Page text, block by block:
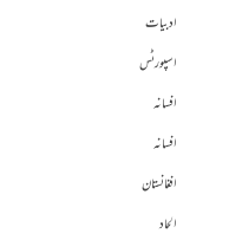
ادبیات
اسپورٹس
افسانہ
افسانہ
افغانستان
الحاد